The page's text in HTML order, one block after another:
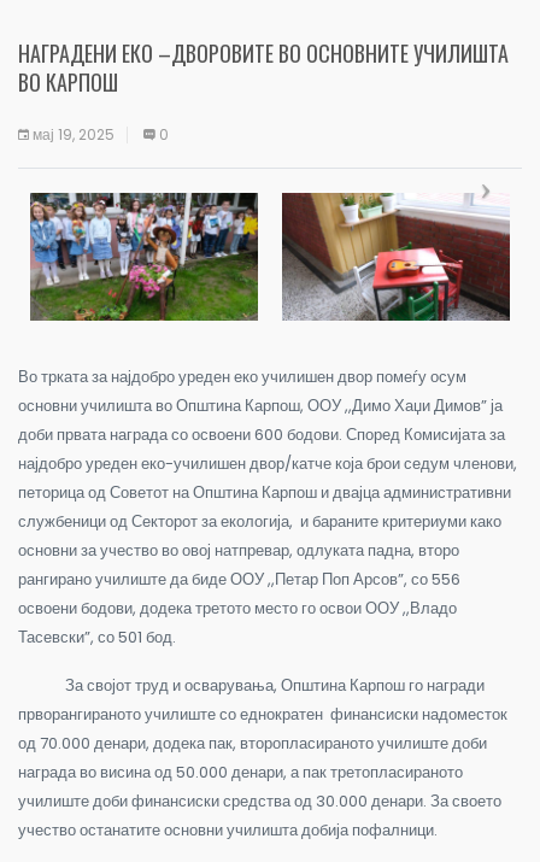
НАГРАДЕНИ ЕКО –ДВОРОВИТЕ ВО ОСНОВНИТЕ УЧИЛИШТА
ВО КАРПОШ
мај 19, 2025 0
Во трката за најдобро уреден еко училишен двор помеѓу осум
основни училишта во Општина Карпош, ООУ ,,Димо Хаџи Димов” ја
доби првата награда со освоени 600 бодови. Според Комисијата за
најдобро уреден еко-училишен двор/катче која брои седум членови,
петорица од Советот на Општина Карпош и двајца административни
службеници од Секторот за екологија, и бараните критериуми како
основни за учество во овој натпревар, одлуката падна, второ
рангирано училиште да биде ООУ ,,Петар Поп Арсов”, со 556
освоени бодови, додека третото место го освои ООУ ,,Владо
Тасевски”, со 501 бод.
За својот труд и осварувања, Општина Карпош го награди
прворангираното училиште со еднократен финансиски надоместок
од 70.000 денари, додека пак, второпласираното училиште доби
награда во висина од 50.000 денари, а пак третопласираното
училиште доби финансиски средства од 30.000 денари. За своето
учество останатите основни училишта добија пофалници.